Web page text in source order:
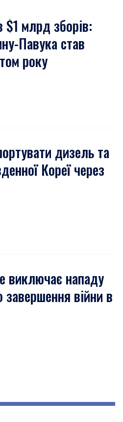
млрд зборів:
Павука став
року
дизель та
Кореї через
виключає нападу
завершення війни в